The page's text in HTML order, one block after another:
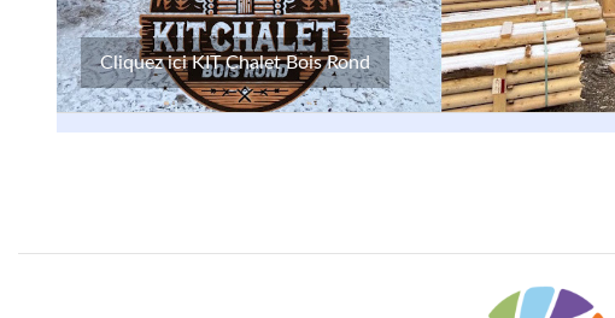
Cliquez ici KIT Chalet Bois Rond